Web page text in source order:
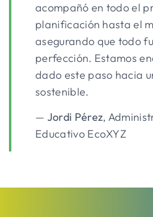
acompañó en todo el
planificación hasta el
asegurando que todo
perfección. Estamos
dado este paso hacia
sostenible.
— Jordi Pérez,
Educativo EcoXYZ